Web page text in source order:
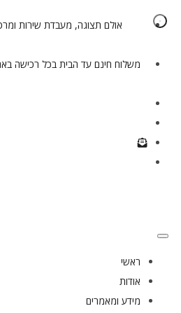
אולם תצוגה, מעבדת שירות ומרכז
משלוח חינם עד הבית בכל רכישה באתר מעל 750 ₪
ראשי
אודות
מידע ומאמרים